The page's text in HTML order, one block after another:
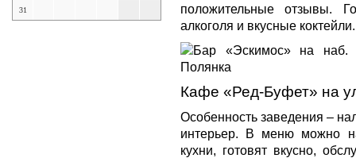
31
положительные отзывы.
алкоголя и вкусные
Кафе «Ред-Буфет» на
Особенность заведения –
интерьер. В меню можно
кухни, готовят вкусно,